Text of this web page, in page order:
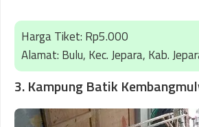
Harga Tiket: Rp5.000
Alamat: Bulu, Kec. Jepara, Kab.
3. Kampung Batik